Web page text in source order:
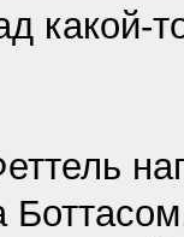
какой-